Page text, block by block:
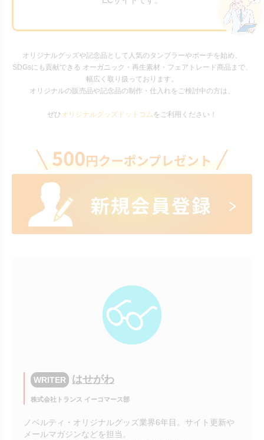
オリジナルグッズや記念品として人気のタンブラーやポーチを始め、
SDGsにも貢献できる オーガニック・再生素材・フェアトレード商品まで、
幅広く取り扱っております。
オリジナルの販売品や記念品の制作・仕入れをご検討中の方は、
ぜひオリジナルグッズドットコム をご利用ください！
WRITER はせがわ
株式会社トランス イーコマース部
ノベルティ・オリジナルグッズ業界6年目。サイト更新や
メールマガジンなどを担当。